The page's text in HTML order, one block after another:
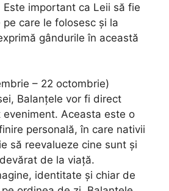
Este important ca Leii să fie
care le folosesc și la
gândurile în această
– 22 octombrie)
Balanțele vor fi direct
Aceasta este o
personală, în care nativii
să reevalueze cine sunt și
de la viață.
identitate și chiar de